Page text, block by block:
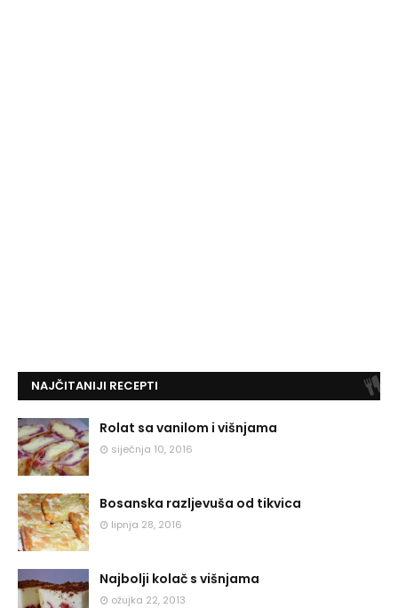
NAJČITANIJI RECEPTI
Rolat sa vanilom i višnjama
siječnja 10, 2016
Bosanska razljevuša od tikvica
lipnja 28, 2016
Najbolji kolač s višnjama
ožujka 22, 2013